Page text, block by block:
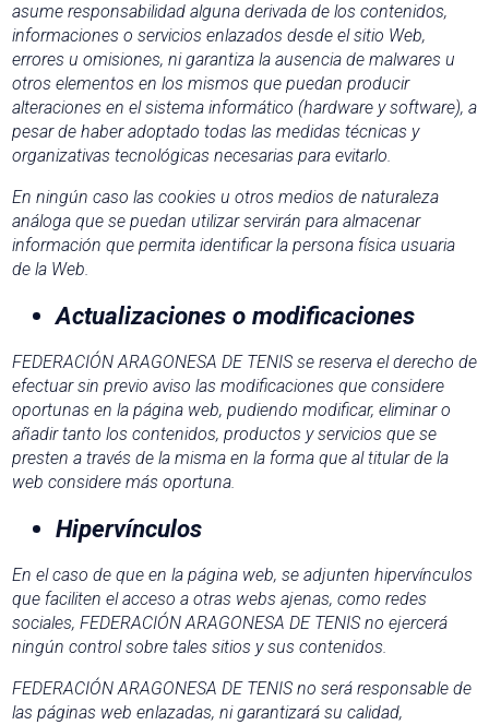
asume responsabilidad alguna derivada de los contenidos,
informaciones o servicios enlazados desde el sitio Web,
errores u omisiones, ni garantiza la ausencia de malwares u
otros elementos en los mismos que puedan producir
alteraciones en el sistema informático (hardware y software), a
pesar de haber adoptado todas las medidas técnicas y
organizativas tecnológicas necesarias para evitarlo.
En ningún caso las cookies u otros medios de naturaleza
análoga que se puedan utilizar servirán para almacenar
información que permita identificar la persona física usuaria
de la Web.
Actualizaciones o modificaciones
FEDERACIÓN ARAGONESA DE TENIS se reserva el derecho de
efectuar sin previo aviso las modificaciones que considere
oportunas en la página web, pudiendo modificar, eliminar o
añadir tanto los contenidos, productos y servicios que se
presten a través de la misma en la forma que al titular de la
web considere más oportuna.
Hipervínculos
En el caso de que en la página web, se adjunten hipervínculos
que faciliten el acceso a otras webs ajenas, como redes
sociales, FEDERACIÓN ARAGONESA DE TENIS no ejercerá
ningún control sobre tales sitios y sus contenidos.
FEDERACIÓN ARAGONESA DE TENIS no será responsable de
las páginas web enlazadas, ni garantizará su calidad,